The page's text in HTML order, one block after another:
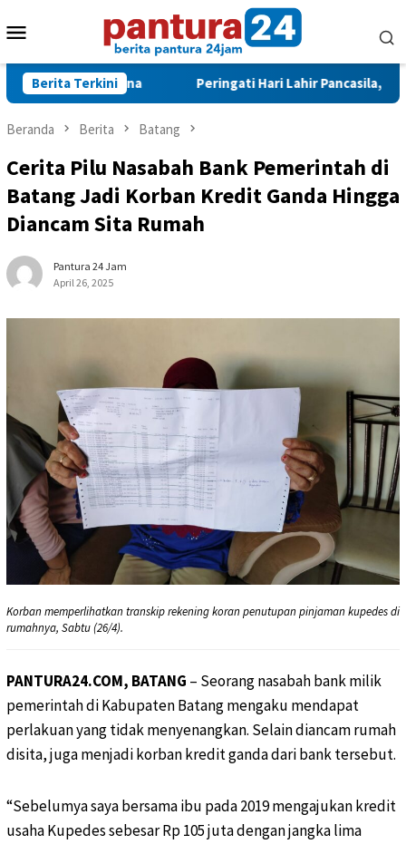
ke
Mobile
Berita Terkini
Bencana Peringati Hari Lahir Pancasila, Pemkot
Beranda Berita Batang
Cerita Pilu Nasabah Bank Pemerintah di
Batang Jadi Korban Kredit Ganda Hingga
Diancam Sita Rumah
Pantura 24 Jam
April 26, 2025
Korban memperlihatkan transkip rekening koran penutupan pinjaman kupedes di
rumahnya, Sabtu (26/4).
PANTURA24.COM, BATANG – Seorang nasabah bank milik
pemerintah di Kabupaten Batang mengaku mendapat
perlakuan yang tidak menyenangkan. Selain diancam rumah
disita, juga menjadi korban kredit ganda dari bank tersebut.
“Sebelumya saya bersama ibu pada 2019 mengajukan kredit
usaha Kupedes sebesar Rp 105 juta dengan jangka lima